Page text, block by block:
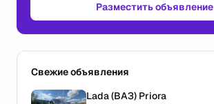
Разместить объявление
Свежие объявления
Lada (ВАЗ) Priora